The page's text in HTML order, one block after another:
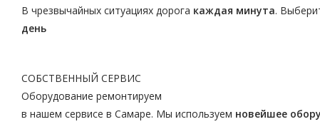
В чрезвычайных ситуациях дорога каждая минута.
день
СОБСТВЕННЫЙ СЕРВИС
Оборудование ремонтируем
в нашем сервисе в Самаре. Мы используем новейшее